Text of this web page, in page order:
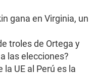
gana en Virginia, un
troles de Ortega y
las elecciones?
la UE al Perú es la